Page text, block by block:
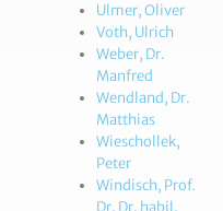
Ulmer, Oliver
Voth, Ulrich
Weber, Dr.
Manfred
Wendland, Dr.
Matthias
Wieschollek,
Peter
Windisch, Prof.